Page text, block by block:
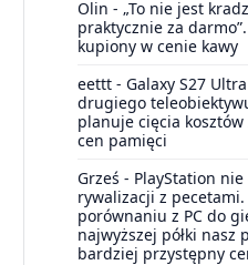
Olin - „To nie jest
praktycznie za darmo”.
kupiony w cenie kawy
eettt - Galaxy S27
drugiego
planuje cięcia
cen pamięci
Grześ - PlayStation
rywalizacji z pecetami.
porównaniu z PC do
najwyższej półki nasz
bardziej przystępny